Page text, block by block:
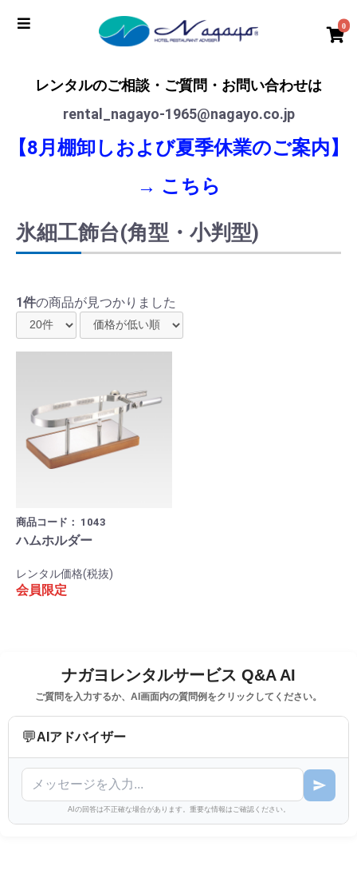
0
レンタルのご相談・ご質問・お問い合わせは
rental_nagayo-1965@nagayo.co.jp
【8月棚卸しおよび夏季休業のご案内】
→ こちら
氷細工飾台(角型・小判型)
1件の商品が見つかりました
商品コード： 1043
ハムホルダー
レンタル価格(税抜)
会員限定
ナガヨレンタルサービス Q&A AI
ご質問を入力するか、AI画面内の質問例をクリックしてください。
💬AIアドバイザー
AIの回答は不正確な場合があります。重要な情報はご確認ください。